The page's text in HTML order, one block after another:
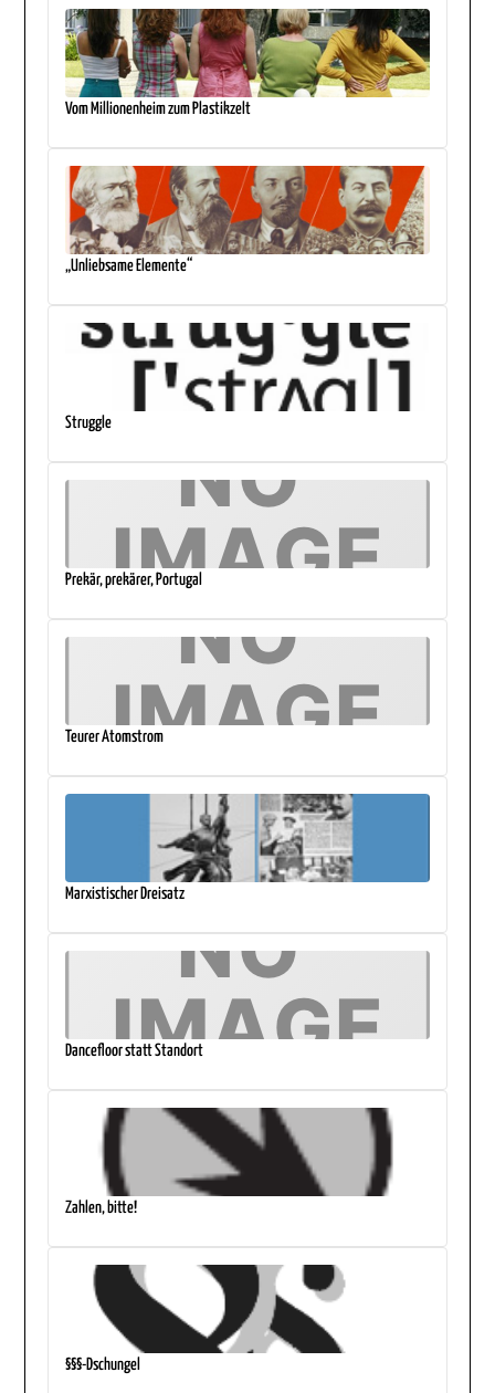
Vom Millionenheim zum Plastikzelt
„Unliebsame Elemente“
Struggle
Prekär, prekärer, Portugal
Teurer Atomstrom
Marxistischer Dreisatz
Dancefloor statt Standort
Zahlen, bitte!
§§§-Dschungel